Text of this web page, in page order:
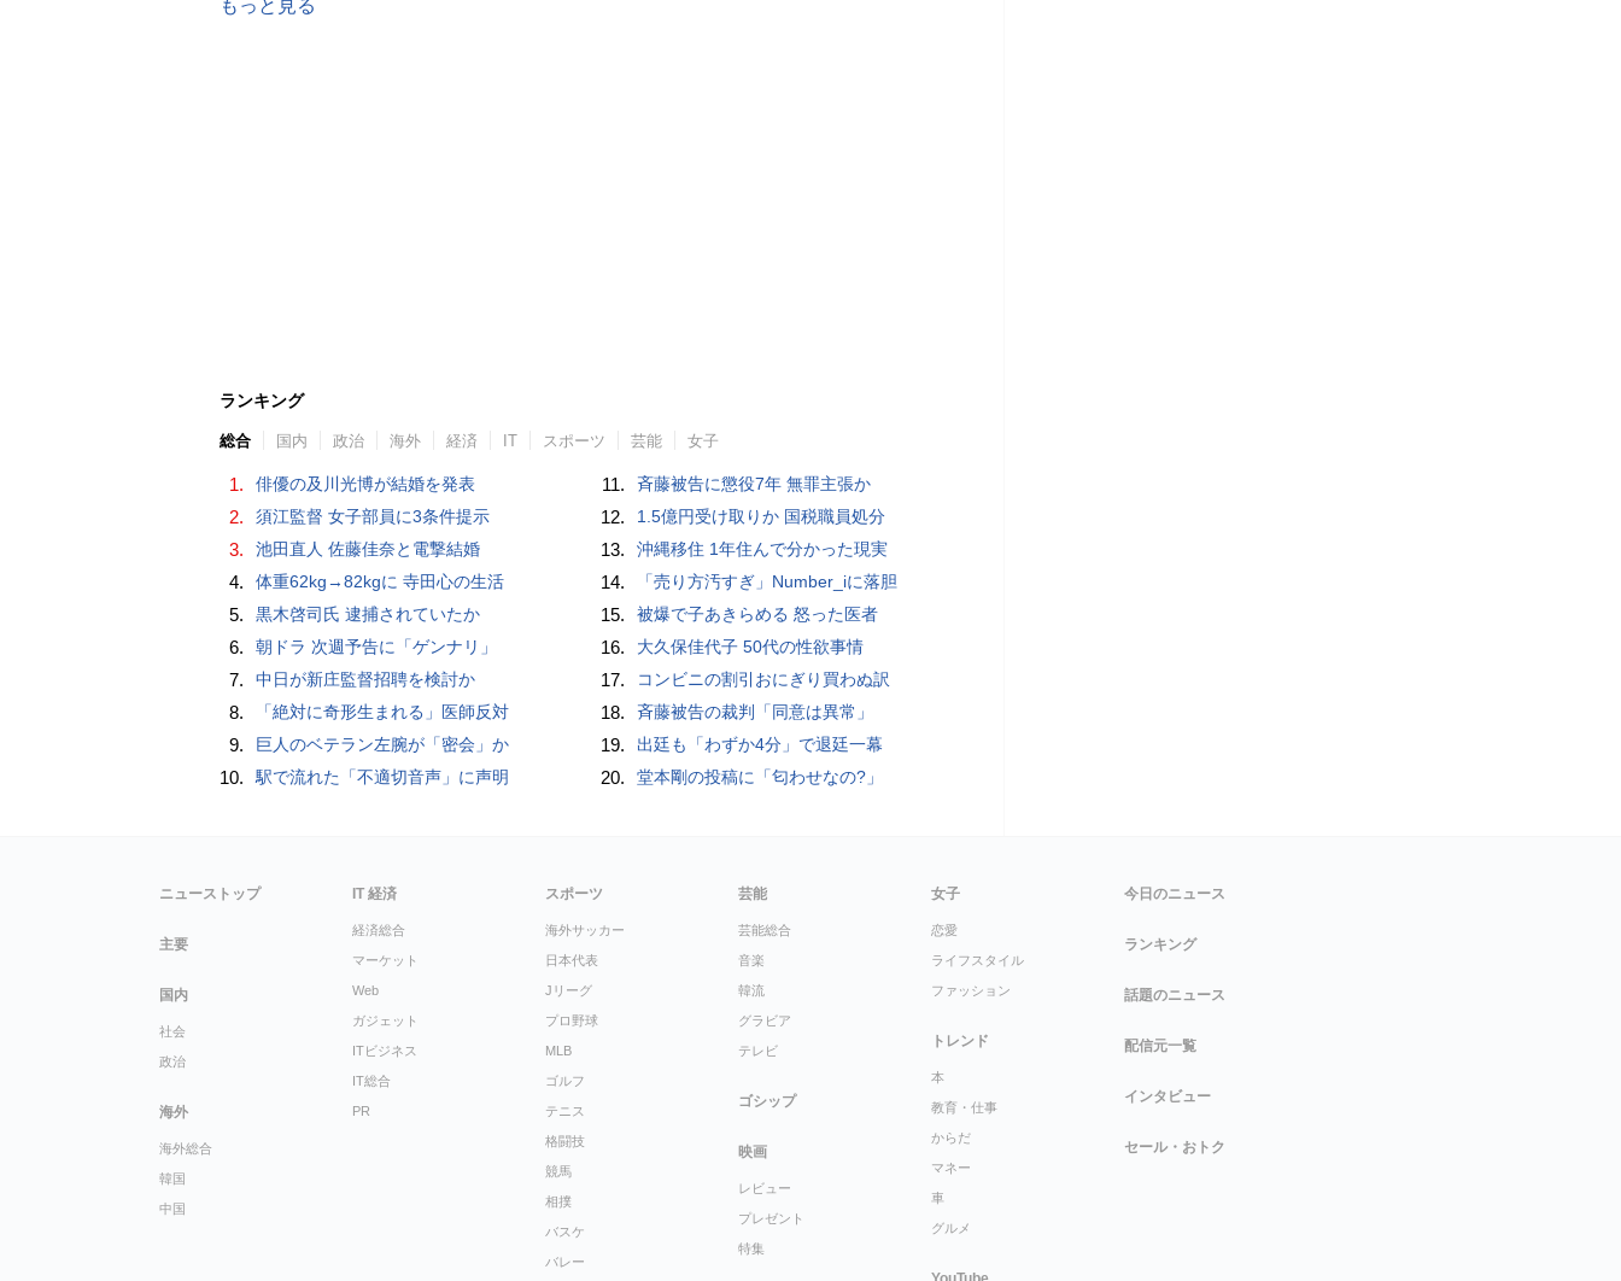
もっと見る
ランキング
総合 国内 政治 海外 経済 IT スポーツ 芸能 女子
1. 俳優の及川光博が結婚を発表
2. 須江監督 女子部員に3条件提示
3. 池田直人 佐藤佳奈と電撃結婚
4. 体重62kg→82kgに 寺田心の生活
5. 黒木啓司氏 逮捕されていたか
6. 朝ドラ 次週予告に「ゲンナリ」
7. 中日が新庄監督招聘を検討か
8. 「絶対に奇形生まれる」医師反対
9. 巨人のベテラン左腕が「密会」か
10. 駅で流れた「不適切音声」に声明
11. 斉藤被告に懲役7年 無罪主張か
12. 1.5億円受け取りか 国税職員処分
13. 沖縄移住 1年住んで分かった現実
14. 「売り方汚すぎ」Number_iに落胆
15. 被爆で子あきらめる 怒った医者
16. 大久保佳代子 50代の性欲事情
17. コンビニの割引おにぎり買わぬ訳
18. 斉藤被告の裁判「同意は異常」
19. 出廷も「わずか4分」で退廷一幕
20. 堂本剛の投稿に「匂わせなの?」
ニューストップ
主要
国内
社会
政治
海外
海外総合
韓国
中国
IT 経済
経済総合
マーケット
Web
ガジェット
ITビジネス
IT総合
PR
スポーツ
海外サッカー
日本代表
Jリーグ
プロ野球
MLB
ゴルフ
テニス
格闘技
競馬
相撲
バスケ
バレー
芸能
芸能総合
音楽
韓流
グラビア
テレビ
ゴシップ
映画
レビュー
プレゼント
特集
女子
恋愛
ライフスタイル
ファッション
トレンド
本
教育・仕事
からだ
マネー
車
グルメ
今日のニュース
ランキング
話題のニュース
配信元一覧
インタビュー
セール・おトク